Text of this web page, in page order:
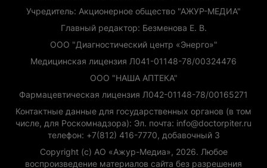
Учредитель: Акционерное общество "АЖУР-МЕДИА"
Главный редактор: Безменова Е. В.
ООО "Диагностический центр «Энерго»"
Медицинская лицензия Л041-01148-78/00324476
ООО "НАША АПТЕКА"
Фармацевтическая лицензия Л042-01148-78/00165271
Контактные данные для государственных органов (в том
числе, для Роскомнадзора): Эл. почта: info@doctorpiter.ru
телефон: +7(812) 416-7770, добавочный 3
Copyright (с) АО «Ажур-Медиа», 2026. Любое
воспроизведение материалов сайта без разрешения